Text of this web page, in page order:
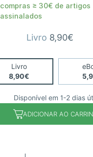
compras ≥ 30€ de artigos
assinalados
Livro 8,90€
Livro
8,90€
Disponível em 1-2 dias
ADICIONAR AO